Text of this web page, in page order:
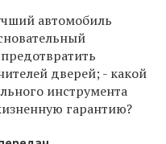
автомобиль
дверей; - какой
инструмента
гарантию?